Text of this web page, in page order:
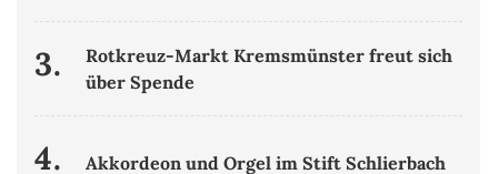
3.
Rotkreuz-Markt Kremsmünster freut sich
über Spende
4. Akkordeon und Orgel im Stift Schlierbach